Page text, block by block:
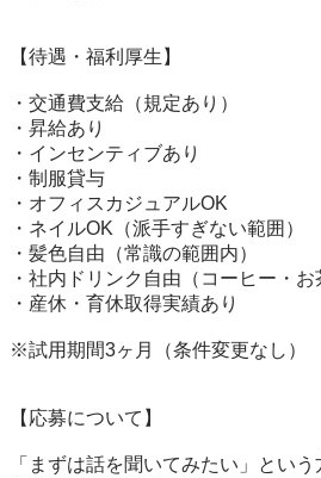
【待遇・福利厚生】
・交通費支給（規定あり）
・昇給あり
・インセンティブあり
・制服貸与
・オフィスカジュアルOK
・ネイルOK（派手すぎない範囲）
・髪色自由（常識の範囲内）
・社内ドリンク自由（コーヒー・お
・産休・育休取得実績あり
※試用期間3ヶ月（条件変更なし）
【応募について】
「まずは話を聞いてみたい」という